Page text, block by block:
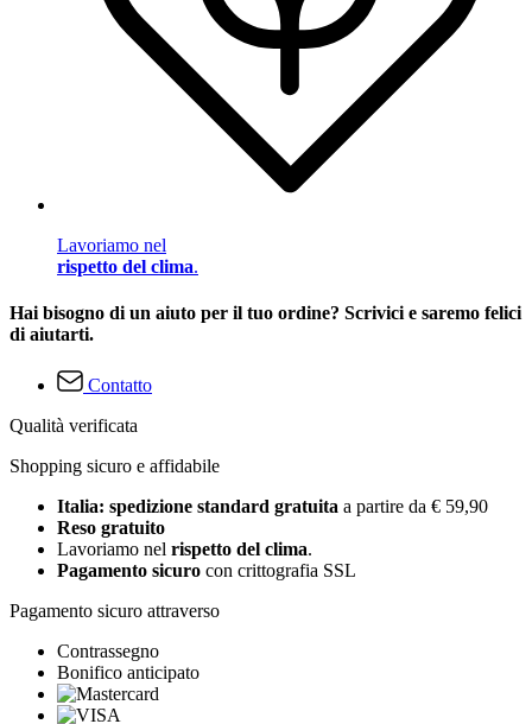
Lavoriamo nel
rispetto del clima.
Hai bisogno di un aiuto per il tuo ordine? Scrivici e saremo felici
di aiutarti.
Contatto
Qualità verificata
Shopping sicuro e affidabile
Italia: spedizione standard gratuita a partire da € 59,90
Reso gratuito
Lavoriamo nel rispetto del clima.
Pagamento sicuro con crittografia SSL
Pagamento sicuro attraverso
Contrassegno
Bonifico anticipato